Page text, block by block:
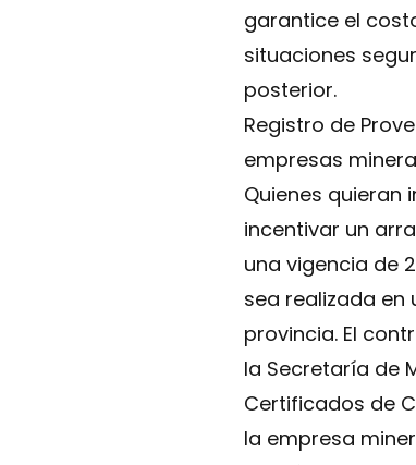
garantice el
situaciones
posterior.
Registro de
empresas
Quienes quieran
incentivar un
una vigencia de
sea realizada en
provincia. El
la Secretaría de
Certificados de
la empresa